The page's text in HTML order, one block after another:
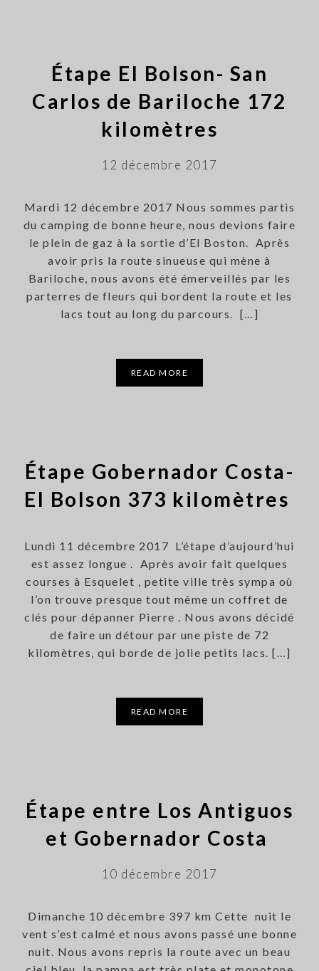
Étape El Bolson- San
Carlos de Bariloche 172
kilomètres
12 décembre 2017
Mardi 12 décembre 2017 Nous sommes partis
du camping de bonne heure, nous devions faire
le plein de gaz à la sortie d’El Boston. Après
avoir pris la route sinueuse qui mène à
Bariloche, nous avons été émerveillés par les
parterres de fleurs qui bordent la route et les
lacs tout au long du parcours. […]
READ MORE
Étape Gobernador Costa-
El Bolson 373 kilomètres
Lundi 11 décembre 2017 L’étape d’aujourd’hui
est assez longue . Après avoir fait quelques
courses à Esquelet , petite ville très sympa où
l’on trouve presque tout même un coffret de
clés pour dépanner Pierre . Nous avons décidé
de faire un détour par une piste de 72
kilomètres, qui borde de jolie petits lacs. […]
READ MORE
Étape entre Los Antiguos
et Gobernador Costa
10 décembre 2017
Dimanche 10 décembre 397 km Cette nuit le
vent s’est calmé et nous avons passé une bonne
nuit. Nous avons repris la route avec un beau